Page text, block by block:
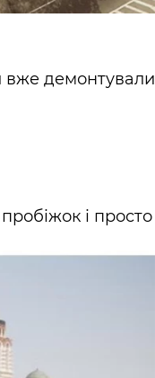
вже демонтували
і просто